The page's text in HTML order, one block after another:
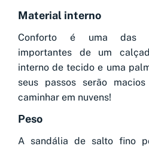
Material interno
Conforto é uma das
importantes de um
interno de tecido e uma
seus passos serão
caminhar em nuvens!
Peso
A sandália de salto fino